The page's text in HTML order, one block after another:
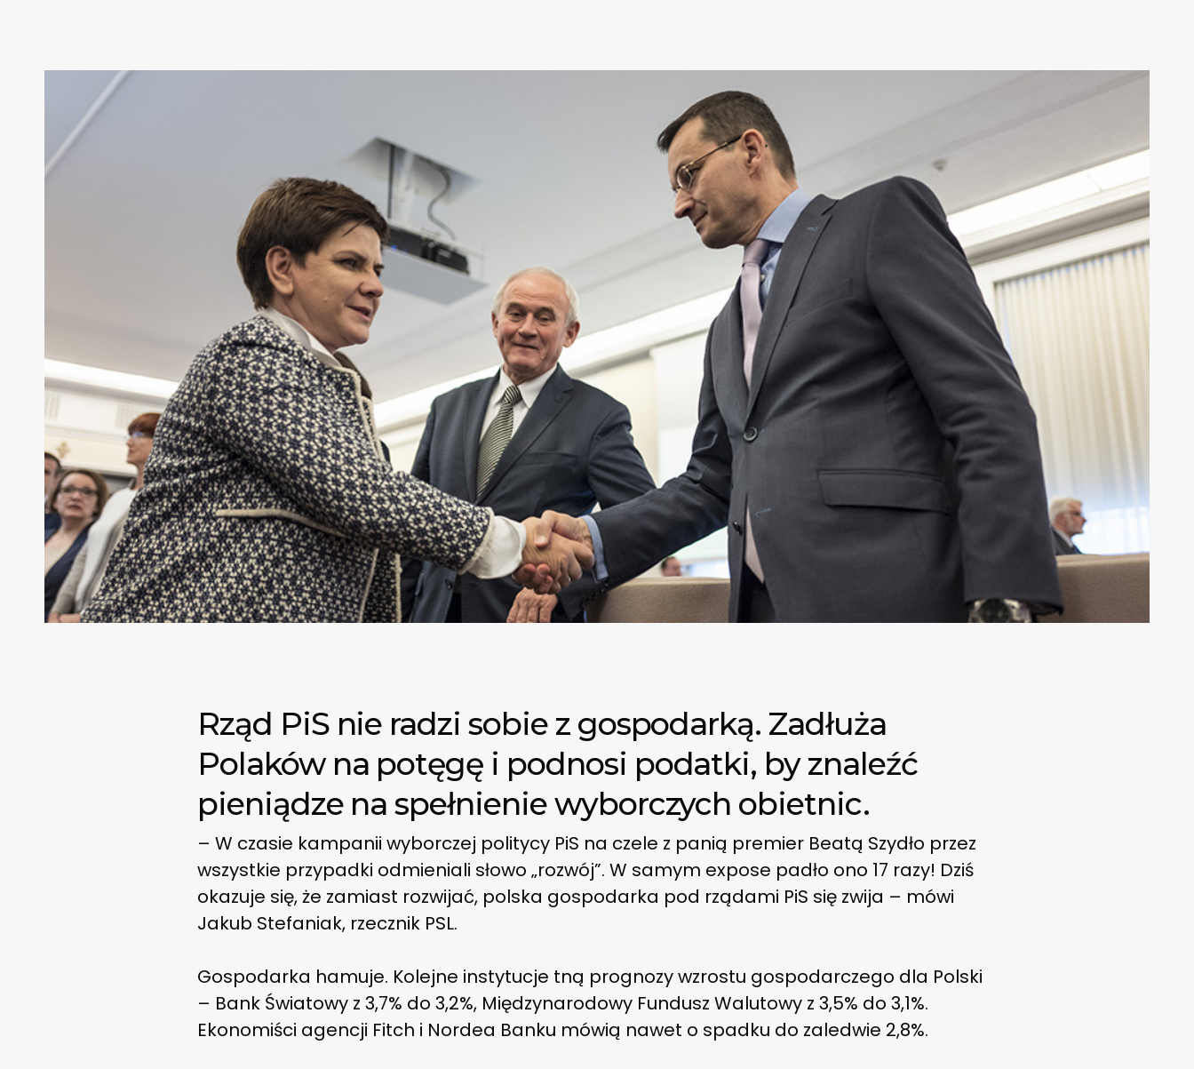
Rząd PiS nie radzi sobie z gospodarką. Zadłuża
Polaków na potęgę i podnosi podatki, by znaleźć
pieniądze na spełnienie wyborczych obietnic.
– W czasie kampanii wyborczej politycy PiS na czele z panią premier Beatą Szydło przez
wszystkie przypadki odmieniali słowo „rozwój”. W samym expose padło ono 17 razy! Dziś
okazuje się, że zamiast rozwijać, polska gospodarka pod rządami PiS się zwija – mówi
Jakub Stefaniak, rzecznik PSL.
Gospodarka hamuje. Kolejne instytucje tną prognozy wzrostu gospodarczego dla Polski
– Bank Światowy z 3,7% do 3,2%, Międzynarodowy Fundusz Walutowy z 3,5% do 3,1%.
Ekonomiści agencji Fitch i Nordea Banku mówią nawet o spadku do zaledwie 2,8%.